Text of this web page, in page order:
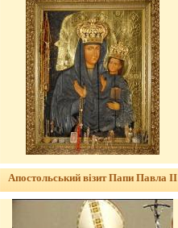
Апостольський візит Папи Павла ІІ